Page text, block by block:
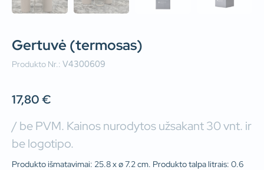
Gertuvė (termosas)
Produkto Nr.: V4300609
17,80€
/ be PVM. Kainos nurodytos užsakant 30 vnt. ir
be logotipo.
Produkto išmatavimai: 25.8 x ø 7.2 cm. Produkto talpa litrais: 0.6